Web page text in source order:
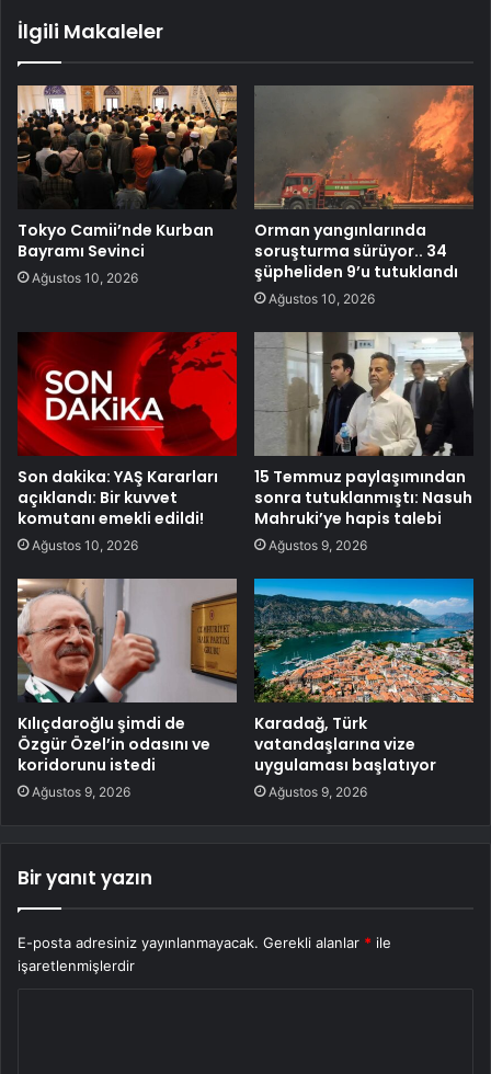
İlgili Makaleler
Tokyo Camii’nde Kurban
Bayramı Sevinci
Ağustos 10, 2026
Orman yangınlarında
soruşturma sürüyor.. 34
şüpheliden 9’u tutuklandı
Ağustos 10, 2026
Son dakika: YAŞ Kararları
açıklandı: Bir kuvvet
komutanı emekli edildi!
Ağustos 10, 2026
15 Temmuz paylaşımından
sonra tutuklanmıştı: Nasuh
Mahruki’ye hapis talebi
Ağustos 9, 2026
Kılıçdaroğlu şimdi de
Özgür Özel’in odasını ve
koridorunu istedi
Ağustos 9, 2026
Karadağ, Türk
vatandaşlarına vize
uygulaması başlatıyor
Ağustos 9, 2026
Bir yanıt yazın
E-posta adresiniz yayınlanmayacak. Gerekli alanlar * ile
işaretlenmişlerdir